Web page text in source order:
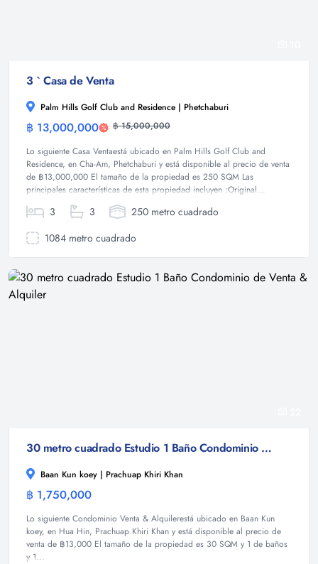
3 ` Casa de Venta
Palm Hills Golf Club and Residence | Phetchaburi
฿ 13,000,000 ฿ 15,000,000
Lo siguiente Casa Ventaestá ubicado en Palm Hills Golf Club and
Residence, en Cha-Am, Phetchaburi y está disponible al precio de venta
de ฿13,000,000 El tamaño de la propiedad es 250 SQM Las
principales características de esta propiedad incluyen :Original...
3 3
250 metro cuadrado
1084 metro cuadrado
30 metro cuadrado Estudio 1 Baño Condominio de Venta & Alquiler
Baan Kun koey | Prachuap Khiri Khan
฿ 1,750,000
Lo siguiente Condominio Venta & Alquilerestá ubicado en Baan Kun
koey, en Hua Hin, Prachuap Khiri Khan y está disponible al precio de
venta de ฿13,000 El tamaño de la propiedad es 30 SQM y 1 de baños
y 1...